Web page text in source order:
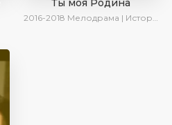
Ты моя Родина
2016-2018 Мелодрама | Исторический | Военный | Turok1990